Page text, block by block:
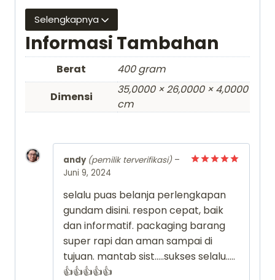
Selengkapnya
Informasi Tambahan
Berat
400 gram
Dimensi
35,0000 × 26,0000 × 4,0000
cm
andy (pemilik terverifikasi) –
Juni 9, 2024
selalu puas belanja perlengkapan
gundam disini. respon cepat, baik
dan informatif. packaging barang
super rapi dan aman sampai di
tujuan. mantab sist…..sukses selalu…..
👍👍👍👍👍